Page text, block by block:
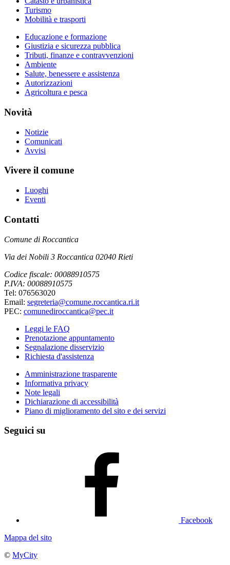
Turismo
Mobilità e trasporti
Educazione e formazione
Giustizia e sicurezza pubblica
Tributi, finanze e contravvenzioni
Ambiente
Salute, benessere e assistenza
Autorizzazioni
Agricoltura e pesca
Novità
Notizie
Comunicati
Avvisi
Vivere il comune
Luoghi
Eventi
Contatti
Comune di Roccantica
Via dei Nobili 3 Roccantica 02040 Rieti
Codice fiscale: 00088910575
P.IVA: 00088910575
Tel: 076563020
Email: segreteria@comune.roccantica.ri.it
PEC: comunediroccantica@pec.it
Leggi le FAQ
Prenotazione appuntamento
Segnalazione disservizio
Richiesta d'assistenza
Amministrazione trasparente
Informativa privacy
Note legali
Dichiarazione di accessibilità
Piano di miglioramento del sito e dei servizi
Seguici su
Facebook
Mappa del sito
© MyCity